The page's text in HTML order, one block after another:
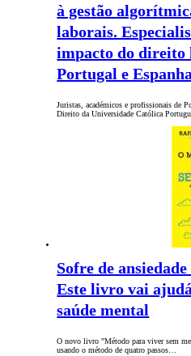
à gestão
laborais.
impacto do direito
Portugal e Espanha
Juristas, académicos e profissionais de
Direito da Universidade Católica
Sofre de
Este livro vai
saúde mental
O novo livro "Método para viver sem
usando o método de quatro passos…